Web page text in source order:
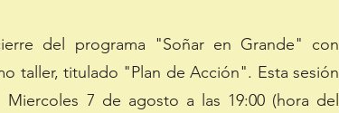
del programa "Soñar en Grande" con
taller, titulado "Plan de Acción". Esta sesión
7 de agosto a las 19:00 (hora del